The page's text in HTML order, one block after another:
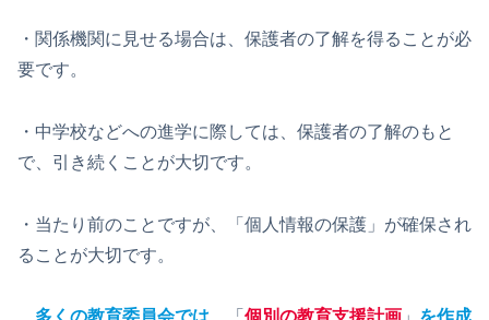
・関係機関に見せる場合は、保護者の了解を得ることが必
要です。
・中学校などへの進学に際しては、保護者の了解のもと
で、引き続くことが大切です。
・当たり前のことですが、「個人情報の保護」が確保され
ることが大切です。